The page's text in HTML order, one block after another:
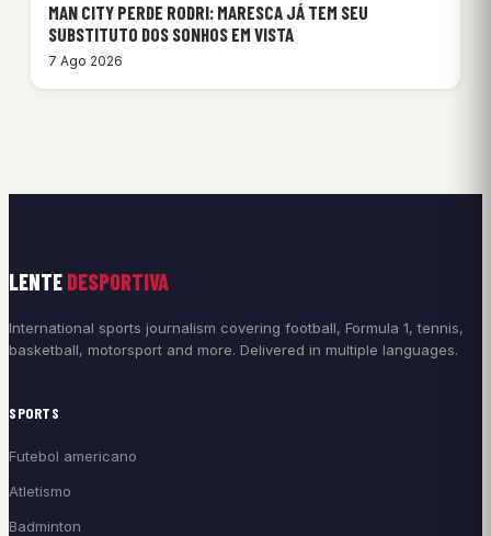
MAN CITY PERDE RODRI: MARESCA JÁ TEM SEU
SUBSTITUTO DOS SONHOS EM VISTA
7 Ago 2026
LENTE DESPORTIVA
International sports journalism covering football, Formula 1, tennis,
basketball, motorsport and more. Delivered in multiple languages.
SPORTS
Futebol americano
Atletismo
Badminton